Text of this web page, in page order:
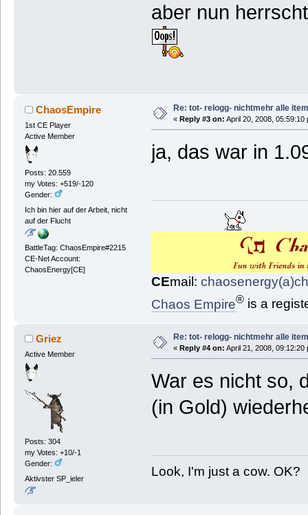
aber nun
ChaosEmpire
1st CE Player
Active Member
Posts: 20.559
my Votes: +519/-120
Gender:
Ich bin hier auf der Arbeit, nicht
auf der Flucht
BattleTag: ChaosEmpire#2215
CE-Net Account:
ChaosEnergy[CE]
Re: tot- relogg- nichtmehr alle
« Reply #3 on: April 20, 2008, 05:59:10
ja, das war in
CEmail:
Chaos Empire®is a
Griez
Active Member
Posts: 304
my Votes: +10/-1
Gender:
Aktivster SP_ieler
Re: tot- relogg- nichtmehr alle
« Reply #4 on: April 21, 2008, 09:12:20
War es nicht so,
(in Gold)
Look, I'm just a cow. OK?